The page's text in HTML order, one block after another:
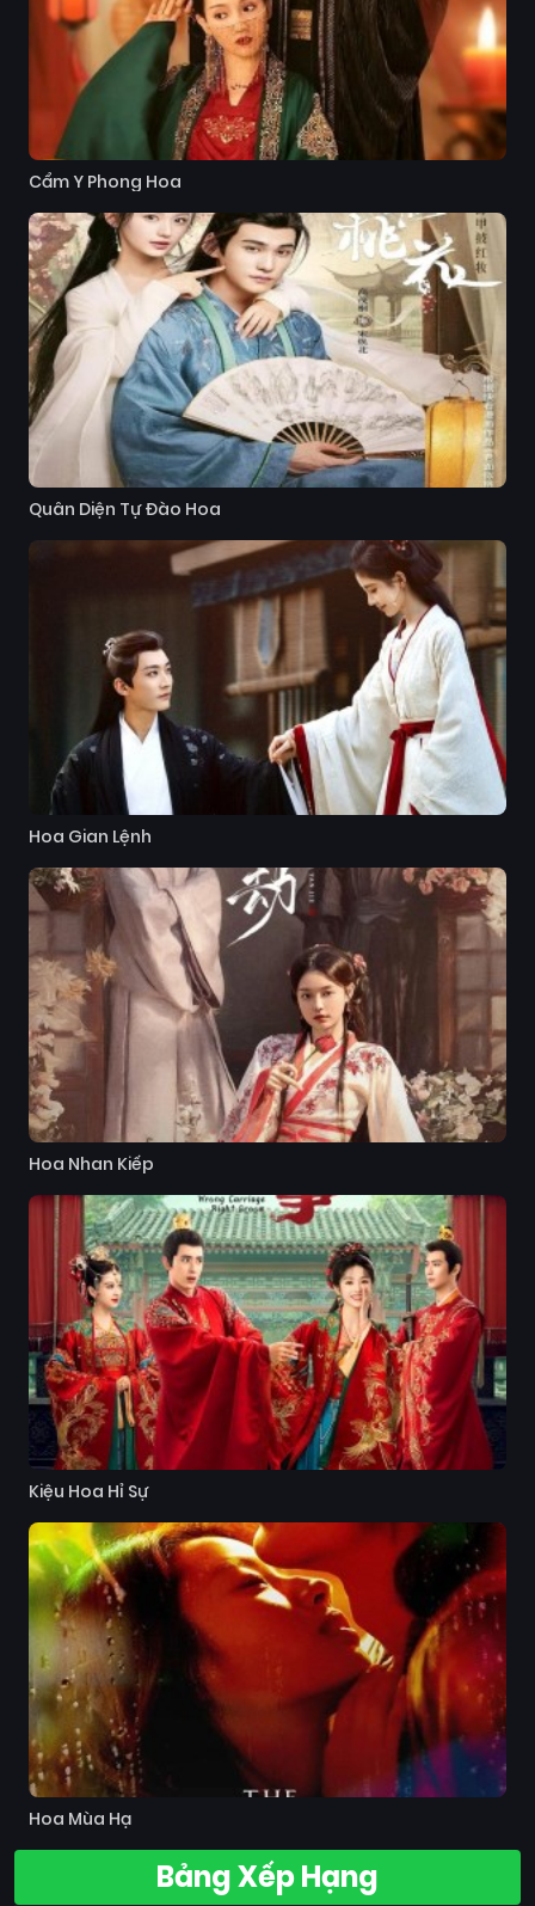
Cẩm Y Phong Hoa
Quân Diện Tự Đào Hoa
Hoa Gian Lệnh
Hoa Nhan Kiếp
Kiệu Hoa Hỉ Sự
Hoa Mùa Hạ
Bảng Xếp Hạng